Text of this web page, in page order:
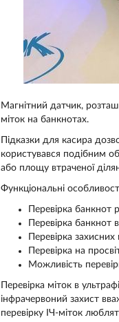
Магнітний датчик,
міток на банкнотах.
Підказки для касира
користувався подібним
або площу втраченої
Функціональні
Перевірка банкнот
Перевірка банкнот
Перевірка
Перевірка на
Можливість
Перевірка міток в
інфрачервоний захист
перевірку ІЧ-міток